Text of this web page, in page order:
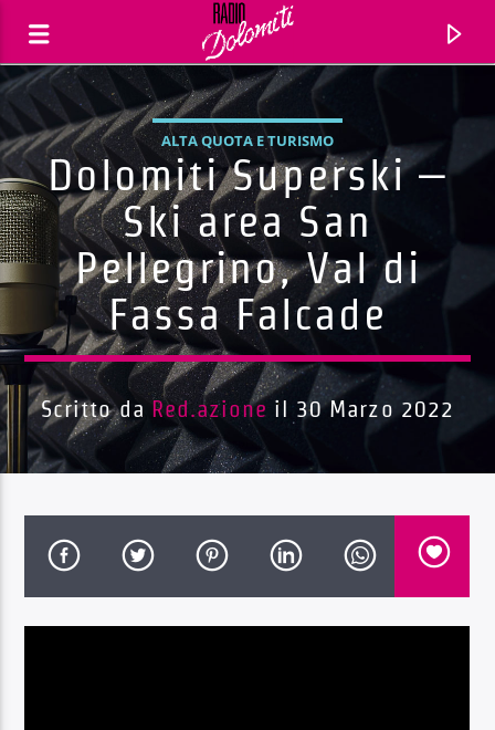
Traccia corrente
Titolo
Artista
ALTA QUOTA E TURISMO
Dolomiti Superski –
Ski area San
Pellegrino, Val di
Fassa Falcade
Scritto da Red.azione il 30 Marzo 2022